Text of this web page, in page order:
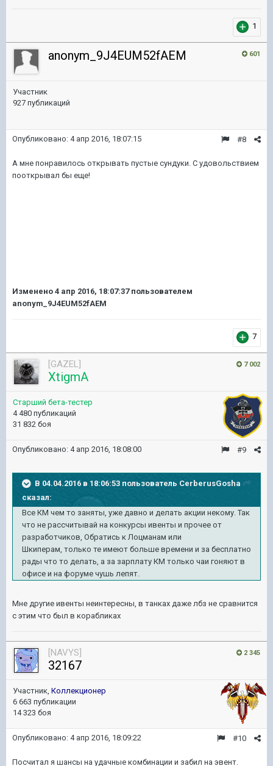
1
601
anonym_9J4EUM52fAEM
Участник
927 публикаций
#8
Опубликовано: 4 апр 2016, 18:07:15
А мне понравилось открывать пустые сундуки. С удовольствием
пооткрывал бы еще!
Изменено 4 апр 2016, 18:07:37пользователем
anonym_9J4EUM52fAEM
7
7 002
[GAZEL]
XtigmA
Старший бета-тестер
4 480 публикаций
31 832 боя
#9
Опубликовано: 4 апр 2016, 18:08:00
В 04.04.2016 в 18:06:53 пользователь CerberusGosha
сказал:
Все КМ чем то заняты, уже давно и делать акции некому. Так
что не рассчитывай на конкурсы ивенты и прочее от
разработчиков, Обратись к Лоцманам или
Шкиперам, только те имеют больше времени и за бесплатно
рады что то делать, а за зарплату КМ только чаи гоняют в
офисе и на форуме чушь лепят.
Мне другие ивенты неинтересны, в танках даже лбз не сравнится
с этим что был в корабликах
2 345
[NAVYS]
32167
Участник, Коллекционер
6 663 публикации
14 323 боя
#10
Опубликовано: 4 апр 2016, 18:09:22
Посчитал я шансы на удачные комбинации и забил на эвент.